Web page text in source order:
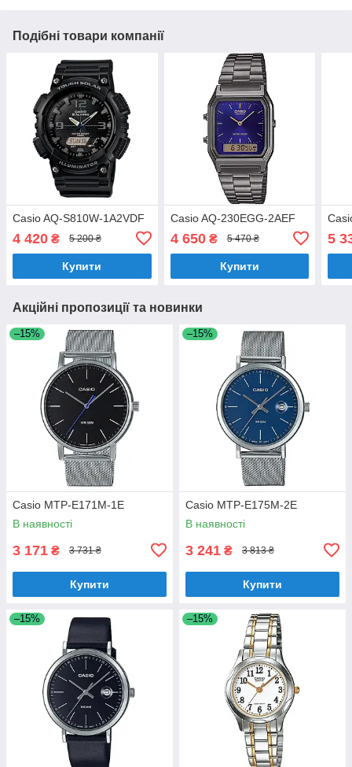
Подібні товари компанії
Casio AQ-S810W-1A2VDF
4 420 ₴ 5 200 ₴
Купити
Casio AQ-230EGG-2AEF
4 650₴ 5 470 ₴
Купити
5
Акційні пропозиції та новинки
–15%
Casio MTP-E171M-1E
В наявності
3 171 ₴ 3 731 ₴
Купити
–15%
Casio MTP-E175M-2E
В наявності
3 241 ₴ 3 813 ₴
Купити
–15% –15%